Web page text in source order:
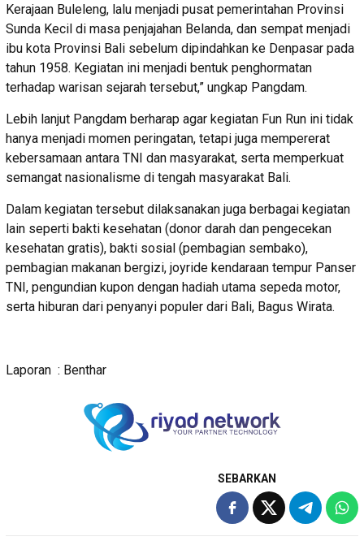
Kerajaan Buleleng, lalu menjadi pusat pemerintahan Provinsi
Sunda Kecil di masa penjajahan Belanda, dan sempat menjadi
ibu kota Provinsi Bali sebelum dipindahkan ke Denpasar pada
tahun 1958. Kegiatan ini menjadi bentuk penghormatan
terhadap warisan sejarah tersebut,” ungkap Pangdam.
Lebih lanjut Pangdam berharap agar kegiatan Fun Run ini tidak
hanya menjadi momen peringatan, tetapi juga mempererat
kebersamaan antara TNI dan masyarakat, serta memperkuat
semangat nasionalisme di tengah masyarakat Bali.
Dalam kegiatan tersebut dilaksanakan juga berbagai kegiatan
lain seperti bakti kesehatan (donor darah dan pengecekan
kesehatan gratis), bakti sosial (pembagian sembako),
pembagian makanan bergizi, joyride kendaraan tempur Panser
TNI, pengundian kupon dengan hadiah utama sepeda motor,
serta hiburan dari penyanyi populer dari Bali, Bagus Wirata.
Laporan : Benthar
SEBARKAN